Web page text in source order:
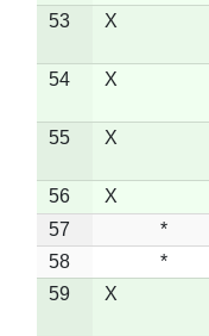
53 X
54 X
55 X
56 X
57
*
58
*
59
X